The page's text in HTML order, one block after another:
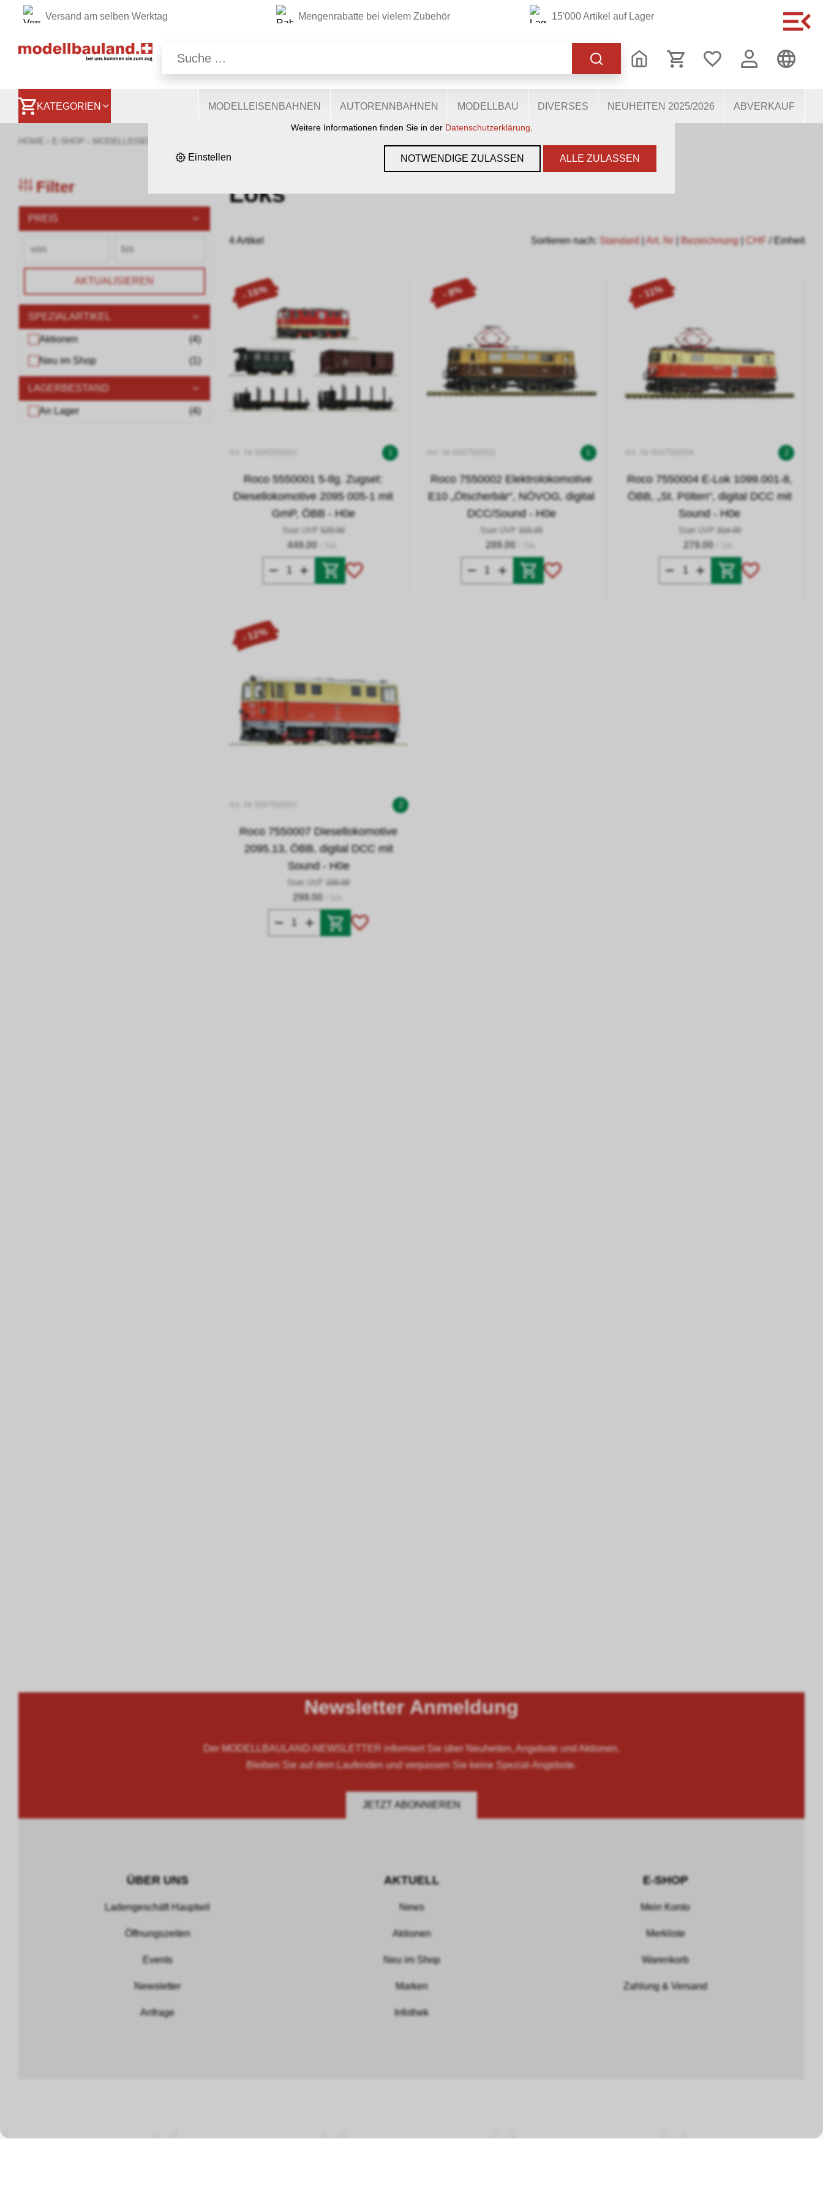
Versand am selben Werktag Mengenrabatte bei vielem Zubehör 15'000 Artikel auf Lager
KATEGORIEN MODELLEISENBAHNEN AUTORENNBAHNEN MODELLBAU DIVERSES NEUHEITEN 2025/2026 ABVERKAUF
HOME E-SHOP MODELLEISENBAHNEN
Filter
PREIS
AKTUALISIEREN
SPEZIALARTIKEL
Aktionen (4 )
Neu im Shop ( )
LAGERBESTAND
An Lager (4 )
Loks
Sortieren nach: Standard |Art. Nr Bezeichnung| CHF / Einheit
4 Artikel
- 15%
1
Roco 5550001 5-tlg. Zugset:
Diesellokomotive 2095 005-1 mit
GmP, ÖBB - H0e
Statt UVP 529.00
449.00
- 8%
1
Roco 7550002 Elektrolokomotive
E10 „Ötscherbär“, NÖVOG, digital
DCC/Sound - H0e
Statt UVP 315.00
289.00
- 11%
Roco 7550004 E-Lok 1099.001-8,
ÖBB, „St. Pölten“, digital DCC mit
Sound - H0e
Statt UVP 314.00
279.00
- 12%
Roco 7550007 Diesellokomotive
2095.13, ÖBB, digital DCC mit
Sound - H0e
Statt UVP 339.00
299.00
Newsletter Anmeldung
Der MODELLBAULAND-NEWSLETTER informiert Sie über Neuheiten, Angebote und Aktionen.
Bleiben Sie auf dem Laufenden und verpassen Sie keine Spezial-Angebote.
JETZT ABONNIEREN
ÜBER UNS
Ladengeschäft Hauptwil
Öffnungszeiten
Events
Newsletter
Anfrage
AKTUELL
News
Aktionen
Neu im Shop
Marken
Infothek
E-SHOP
Mein Konto
Merkliste
Warenkorb
Zahlung & Versand
Wir nutzen auf unserer Website verschiedene Cookies: Einige sind notwendig für den korrekten Betrieb der
Website, andere ermöglichen Ihnen mehr Funktionalitäten, und noch andere helfen uns dabei, die Nutzenden
zugestimmt, nutzen anonymisierte, personenbezogene Daten.
Weitere Informationen finden Sie in der Datenschutzerklärung
Einstellen NOTWENDIGE ZULASSEN ALLE ZULASSEN